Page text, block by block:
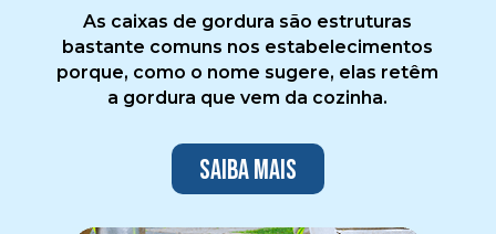
As caixas de gordura são estruturas
bastante comuns nos estabelecimentos
porque, como o nome sugere, elas retêm
a gordura que vem da cozinha.
Saiba mais